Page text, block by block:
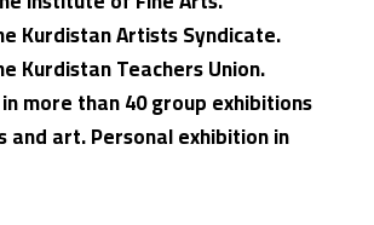
Kurdistan Artists Syndicate.
Kurdistan Teachers Union.
more than 40 group exhibitions
art. Personal exhibition in